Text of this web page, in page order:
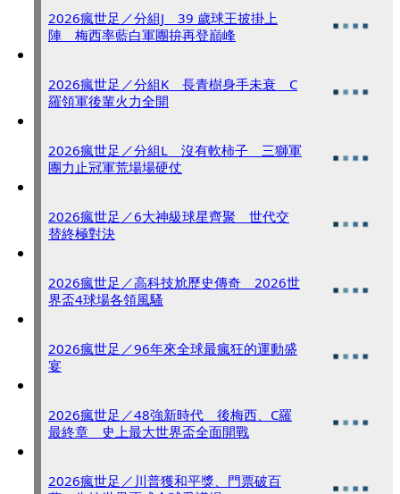
2026瘋世足／分組J 39 歲球王披掛上
陣 梅西率藍白軍團拚再登巔峰
2026瘋世足／分組K 長青樹身手未衰 C
羅領軍後輩火力全開
2026瘋世足／分組L 沒有軟柿子 三獅軍
團力止冠軍荒場場硬仗
2026瘋世足／6大神級球星齊聚 世代交
替終極對決
2026瘋世足／高科技尬歷史傳奇 2026世
界盃4球場各領風騷
2026瘋世足／96年來全球最瘋狂的運動盛
宴
2026瘋世足／48強新時代 後梅西、C羅
最終章 史上最大世界盃全面開戰
2026瘋世足／川普獲和平獎、門票破百